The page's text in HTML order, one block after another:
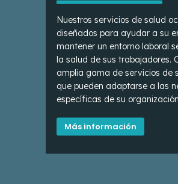
Nuestros servicios de salud
diseñados para ayudar a su
mantener un entorno laboral
la salud de sus trabajadores.
amplia gama de servicios de
que pueden adaptarse a las
específicas de su
Más información